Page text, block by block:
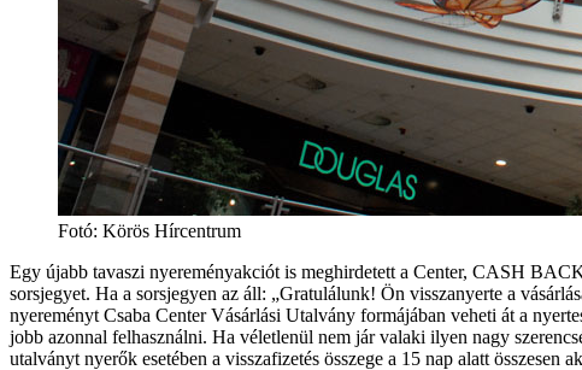
Fotó: Körös Hírcentrum
Egy újabb tavaszi nyereményakciót is meghirdetett a Center, CASH
sorsjegyet. Ha a sorsjegyen az áll: „Gratulálunk! Ön visszanyerte a
nyereményt Csaba Center Vásárlási Utalvány formájában veheti át a
jobb azonnal felhasználni. Ha véletlenül nem jár valaki ilyen nagy
utalványt nyerők esetében a visszafizetés összege a 15 nap alatt összesen